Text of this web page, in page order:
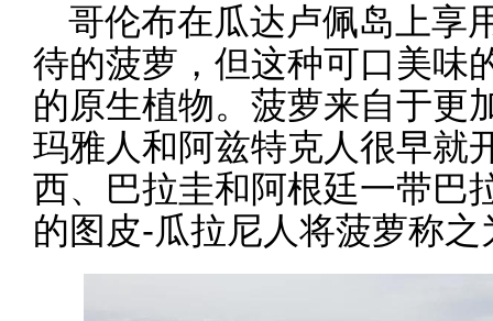
哥伦布在瓜达卢佩岛上享
待的菠萝，但这种可口美味
的原生植物。菠萝来自于更
玛雅人和阿兹特克人很早就
西、巴拉圭和阿根廷一带巴
的图皮-瓜拉尼人将菠萝称之